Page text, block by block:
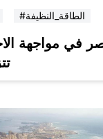
#الطاقة_النظيفة
في مواجهة